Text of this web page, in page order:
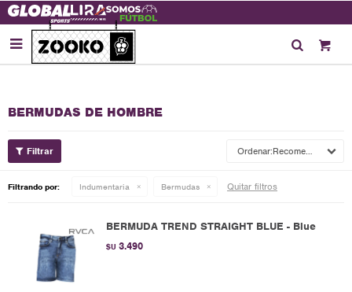

BERMUDAS DE HOMBRE
Recomendados
Filtrando por: Indumentaria Bermudas Quitar filtros
BERMUDA TREND STRAIGHT BLUE - Blue
$U 3.490